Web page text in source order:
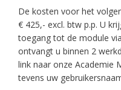
De kosten voor het
€ 425,- excl. btw p.p. U
toegang tot de module
ontvangt u binnen 2
link naar onze Academie
tevens uw